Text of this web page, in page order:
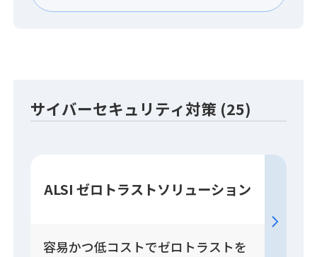
サイバーセキュリティ対策 (25)
ALSI ゼロトラストソリューション
容易かつ低コストでゼロトラストを